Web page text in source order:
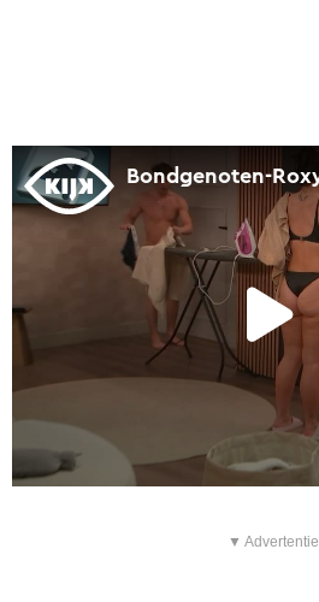
▼ Advertentie